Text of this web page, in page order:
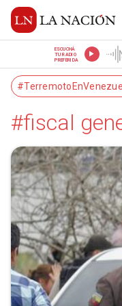
ESCUCHÁ
TU RADIO
PREFERIDA
#fiscal